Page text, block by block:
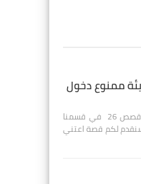
ممنوع دخول
مرحباً بكم أصدقائي وأحبابي في موقعنا قصص 26 في قسمنا
لكم قصة اعتني